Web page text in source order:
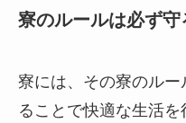
寮のルールは必ず守
寮には、その寮のル
ることで快適な生活